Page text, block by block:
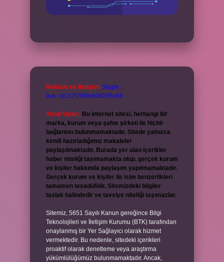
Reklam ve İletişim: Skype:
live:.cid.575569c608265c69
Yasal Uyarı: Bu internet sitesi, herhangi bir
marka, kurum veya şahıs şirketi ile hiçbir
bağlantısı bulunmamaktadır. Sitede yalnızca
kendi hazırladığımız makaleler
paylaşılmaktadır. Burada yer alan içerikler
haber niteliği taşımamakta olup, gerçek kurum
ve kişiler hakkında paylaşım yapılmamaktadır.
Gerçek kurum ve kişiler ile isim benzerlikleri
tamamen tesadüfidir. Sitemizdeki bilgiler
taslak halindedir ve tavsiye niteliği taşımazlar.
Sitemiz, 5651 Sayılı Kanun gereğince Bilgi
Teknolojileri ve İletişim Kurumu (BTK) tarafından
onaylanmış bir Yer Sağlayıcı olarak hizmet
vermektedir. Bu nedenle, sitedeki içerikleri
proaktif olarak denetleme veya araştırma
yükümlülüğümüz bulunmamaktadır. Ancak,